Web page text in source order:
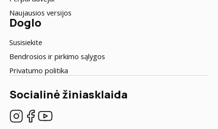
Naujausios versijos
Doglo
Susisiekite
Bendrosios ir pirkimo sąlygos
Privatumo politika
Socialinė žiniasklaida